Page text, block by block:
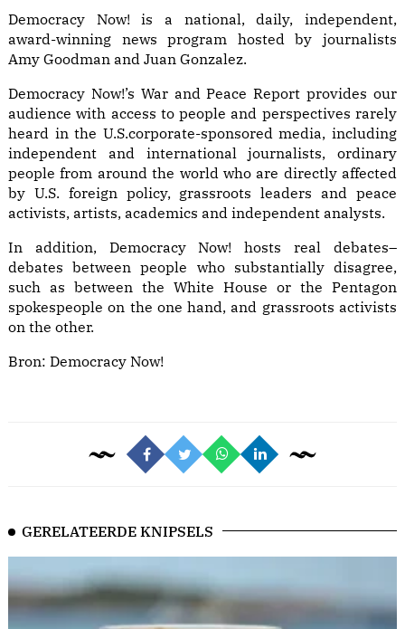
Democracy Now! is a national, daily, independent,
award-winning news program hosted by journalists
Amy Goodman and Juan Gonzalez.
Democracy Now!’s War and Peace Report provides our
audience with access to people and perspectives rarely
heard in the U.S.corporate-sponsored media, including
independent and international journalists, ordinary
people from around the world who are directly affected
by U.S. foreign policy, grassroots leaders and peace
activists, artists, academics and independent analysts.
In addition, Democracy Now! hosts real debates–
debates between people who substantially disagree,
such as between the White House or the Pentagon
spokespeople on the one hand, and grassroots activists
on the other.
Bron: Democracy Now!
GERELATEERDE KNIPSELS